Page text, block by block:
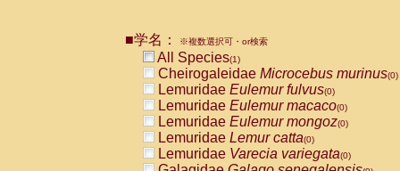
CebidaeCebus nigrivittatus
CebidaeCebus
CebidaeSaimiri boliviensis(0)
CebidaeSaimiri sciureus(0)
AtelidaeAlouatta caraya(0)
AtelidaeAlouatta fusca(0)
AtelidaeAlouatta seniculus
AtelidaeAlouattaspp.(0)
AtelidaeAteles belzebuth
■学名： ※複数選択可・or検索
All Species(1)
Cheirogaleidae Microcebus murinus(0)
Lemuridae Eulemur fulvus(0)
Lemuridae Eulemur macaco(0)
Lemuridae Eulemur mongoz(0)
Lemuridae Lemur catta(0)
Lemuridae Varecia variegata(0)